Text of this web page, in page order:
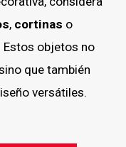
, cortinas o
Estos objetos no
que también
versátiles.